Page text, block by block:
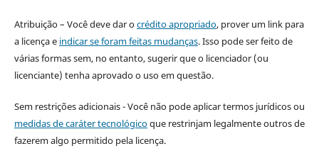
Atribuição – Você deve dar ocrédito apropriado, prover um link para
a licença e indicar se foram feitas mudanças. Isso pode ser feito de
várias formas sem, no entanto, sugerir que o licenciador (ou
licenciante) tenha aprovado o uso em questão.
Sem restrições adicionais - Você não pode aplicar termos jurídicos ou
medidas de caráter tecnológicoque restrinjam legalmente outros de
fazerem algo permitido pela licença.